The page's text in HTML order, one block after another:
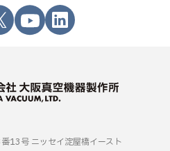
番13号 ニッセイ淀屋橋イースト